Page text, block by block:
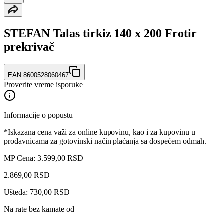
STEFAN Talas tirkiz 140 x 200 Frotir
prekrivač
EAN:8600528060467
Proverite vreme isporuke
Informacije o popustu
*Iskazana cena važi za online kupovinu, kao i za kupovinu u
prodavnicama za gotovinski način plaćanja sa dospećem odmah.
MP Cena: 3.599,00 RSD
2.869,00 RSD
Ušteda: 730,00 RSD
Na rate bez kamate od